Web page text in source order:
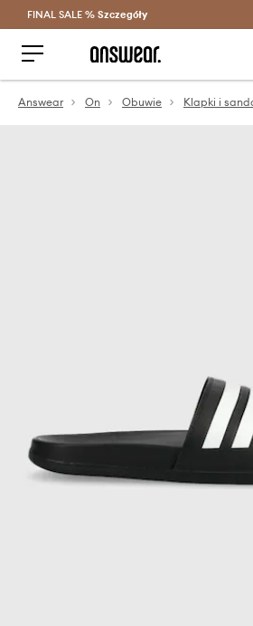
Oszczędzaj z Answear Club
FINAL SALE % Szczegóły
Answear On Obuwie Klapki i